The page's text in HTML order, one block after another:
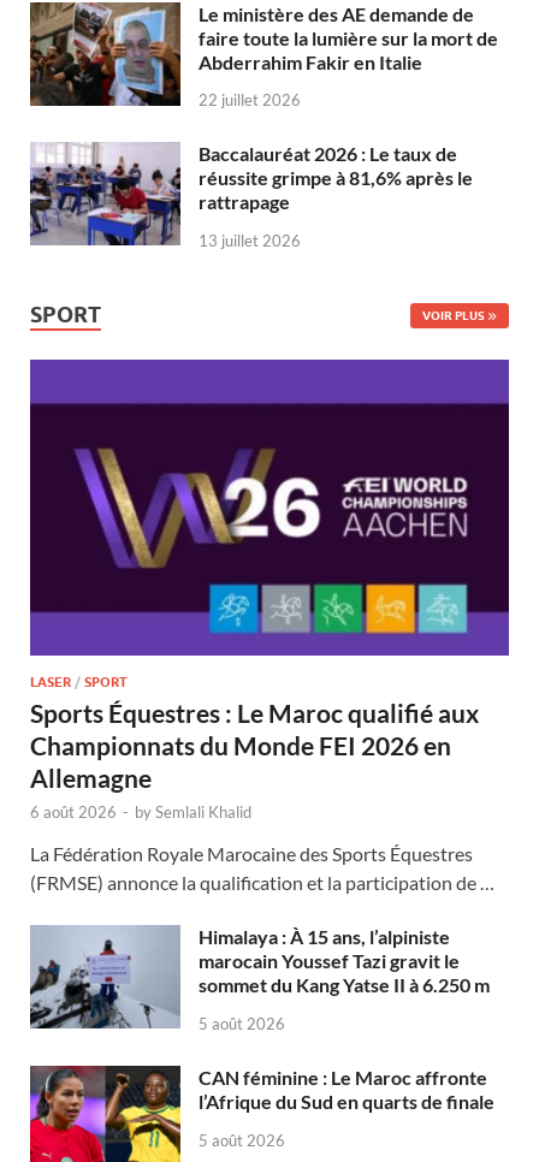
Le ministère des AE demande de
faire toute la lumière sur la mort de
Abderrahim Fakir en Italie
22 juillet 2026
Baccalauréat 2026 : Le taux de
réussite grimpe à 81,6% après le
rattrapage
13 juillet 2026
SPORT VOIR PLUS
LASER / SPORT
Sports Équestres : Le Maroc qualifié aux
Championnats du Monde FEI 2026 en
Allemagne
6 août 2026 - bySemlali Khalid
La Fédération Royale Marocaine des Sports Équestres
(FRMSE) annonce la qualification et la participation de …
Himalaya : À 15 ans, l’alpiniste
marocain Youssef Tazi gravit le
sommet du Kang Yatse II à 6.250 m
5 août 2026
CAN féminine : Le Maroc affronte
l’Afrique du Sud en quarts de finale
5 août 2026